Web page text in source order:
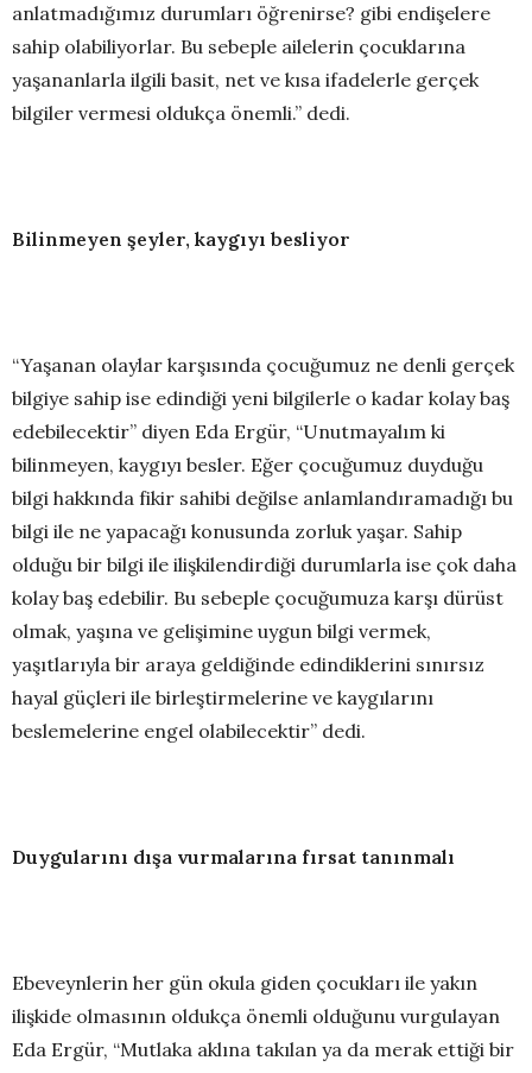
anlatmadığımız durumları öğrenirse? gibi endişelere
sahip olabiliyorlar. Bu sebeple ailelerin çocuklarına
yaşananlarla ilgili basit, net ve kısa ifadelerle gerçek
bilgiler vermesi oldukça önemli.” dedi.
Bilinmeyen şeyler, kaygıyı besliyor
“Yaşanan olaylar karşısında çocuğumuz ne denli gerçek
bilgiye sahip ise edindiği yeni bilgilerle o kadar kolay baş
edebilecektir” diyen Eda Ergür, “Unutmayalım ki
bilinmeyen, kaygıyı besler. Eğer çocuğumuz duyduğu
bilgi hakkında fikir sahibi değilse anlamlandıramadığı bu
bilgi ile ne yapacağı konusunda zorluk yaşar. Sahip
olduğu bir bilgi ile ilişkilendirdiği durumlarla ise çok daha
kolay baş edebilir. Bu sebeple çocuğumuza karşı dürüst
olmak, yaşına ve gelişimine uygun bilgi vermek,
yaşıtlarıyla bir araya geldiğinde edindiklerini sınırsız
hayal güçleri ile birleştirmelerine ve kaygılarını
beslemelerine engel olabilecektir” dedi.
Duygularını dışa vurmalarına fırsat tanınmalı
Ebeveynlerin her gün okula giden çocukları ile yakın
ilişkide olmasının oldukça önemli olduğunu vurgulayan
Eda Ergür, “Mutlaka aklına takılan ya da merak ettiği bir